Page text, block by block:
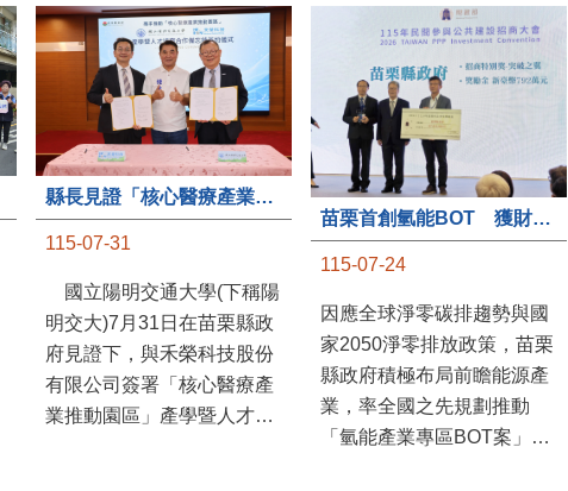
縣長見證「核心醫療產業推動園區」產學合作簽約儀式
115-07-31
國立陽明交通大學(下稱陽
明交大)7月31日在苗栗縣政
府見證下，與禾榮科技股份
有限公司簽署「核心醫療產
業推動園區」產學暨人才培
苗栗首創氫能BOT 獲財政部「突破之翼」肯定
115-07-24
因應全球淨零碳排趨勢與國
家2050淨零排放政策，苗栗
縣政府積極布局前瞻能源產
業，率全國之先規劃推動
「氫能產業專區BOT案」，